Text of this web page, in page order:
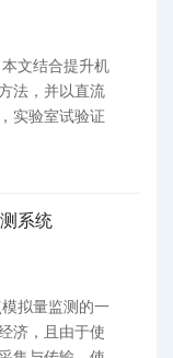
文结合提升机
法，并以直流
实验室试验证
系统
拟量监测的一
济，且由于使